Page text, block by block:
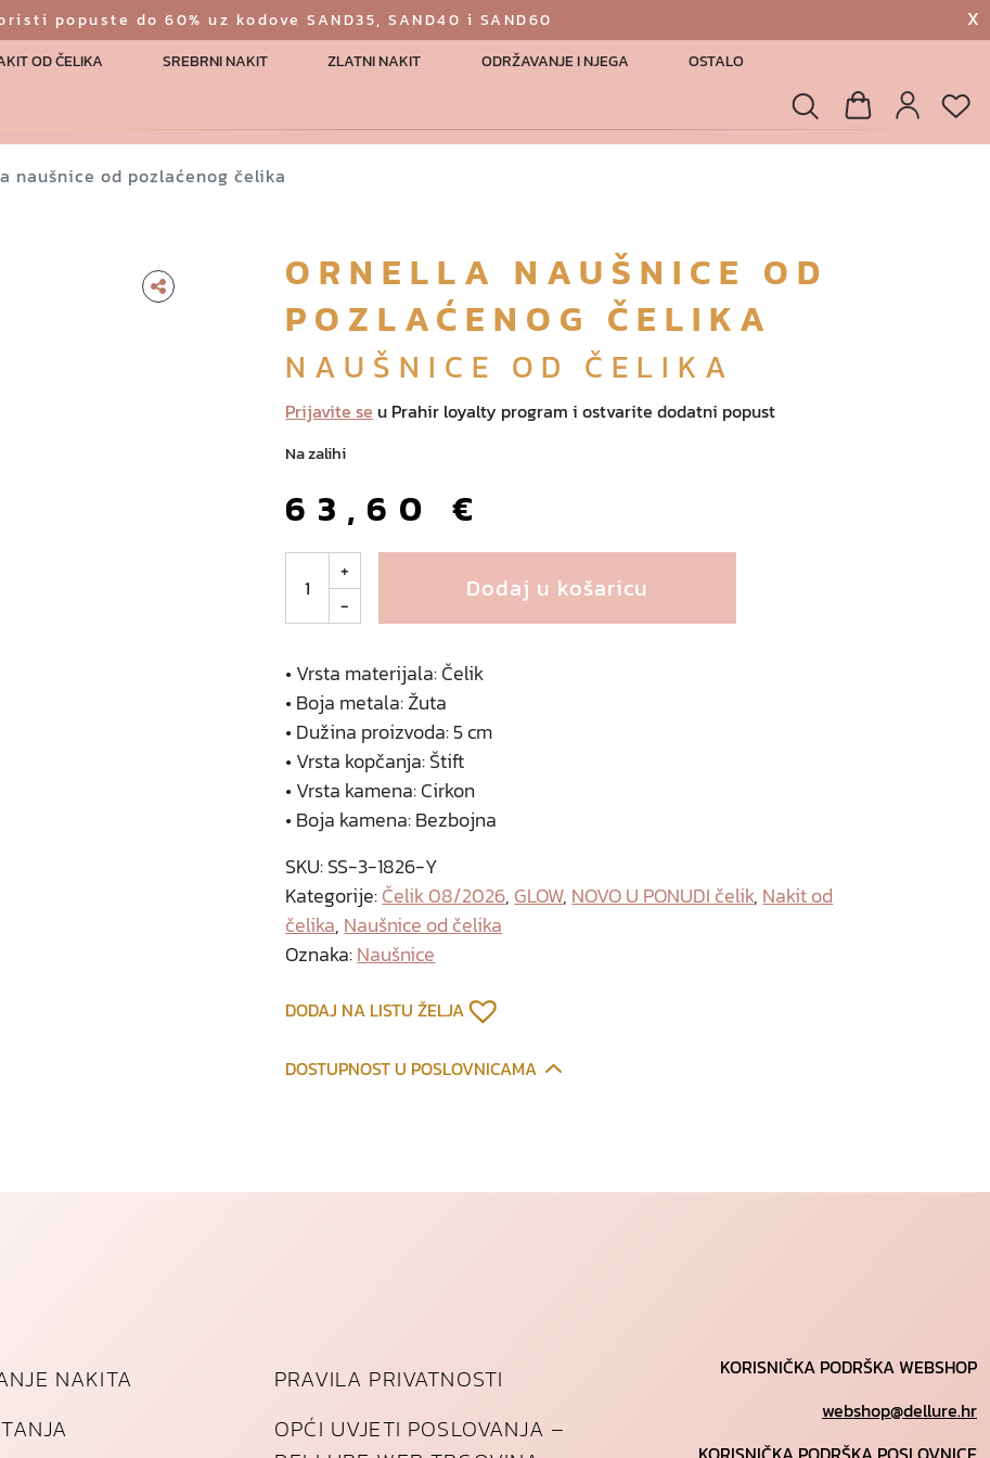
popuste do 60% uz kodove SAND35, SAND40 i SAND60 X
OD ČELIKA SREBRNI NAKIT ZLATNI NAKIT ODRŽAVANJE I NJEGA OSTALO
naušnice od pozlaćenog čelika
ORNELLA NAUŠNICE OD
POZLAĆENOG ČELIKA
NAUŠNICE OD ČELIKA
Prijavite se u Prahir loyalty program i ostvarite dodatni popust
Na zalihi
63,60 €
n
l
l
a
u
š
i
c
e
o
p
z
n
k
k
o
+
-
Dodaj u košaricu
• Vrsta materijala: Čelik
• Boja metala: Žuta
• Dužina proizvoda: 5 cm
• Vrsta kopčanja: Štift
• Vrsta kamena: Cirkon
• Boja kamena: Bezbojna
SKU:SS-3-1826-Y
Kategorije:Čelik 08/2026, GLOW, NOVO U PONUDI čelik, Nakit od
čelika, Naušnice od čelika
Oznaka:Naušnice
DODAJ NA LISTU ŽELJA
DOSTUPNOST U POSLOVNICAMA
NAKITA
PRAVILA PRIVATNOSTI
OPĆI UVJETI POSLOVANJA –
KORISNIČKA PODRŠKA WEBSHOP
webshop@dellure.hr